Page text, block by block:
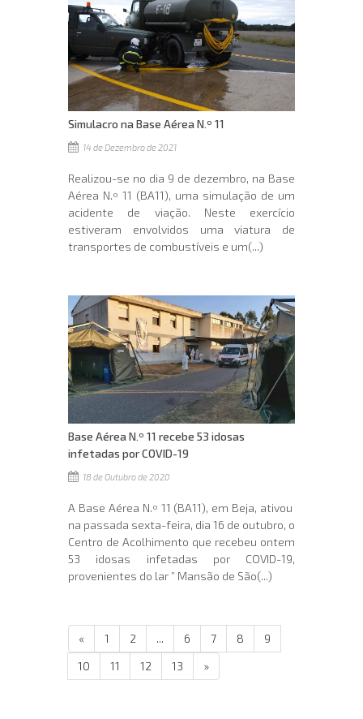
Simulacro na Base Aérea N.º 11
14 de Dezembro de 2021
Realizou-se no dia 9 de dezembro, na Base
Aérea N.º 11 (BA11), uma simulação de um
acidente de viação. Neste exercício
estiveram envolvidos uma viatura de
transportes de combustíveis e um(...)
Base Aérea N.º 11 recebe 53 idosas
infetadas por COVID-19
18 de Outubro de 2020
A Base Aérea N.º 11 (BA11), em Beja, ativou
na passada sexta-feira, dia 16 de outubro, o
Centro de Acolhimento que recebeu ontem
53 idosas infetadas por COVID-19,
provenientes do lar ” Mansão de São(...)
« 1 2 ... 6 7 8
9
10
11 12 13 »